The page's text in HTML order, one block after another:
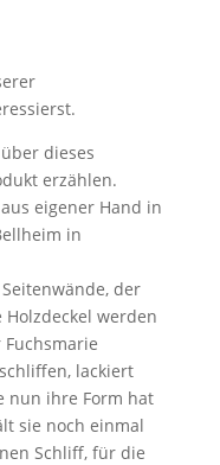
dieses
erzählen.
eigener Hand in
in
der
werden
lackiert
nun ihre Form hat
sie noch einmal
Schliff, für die